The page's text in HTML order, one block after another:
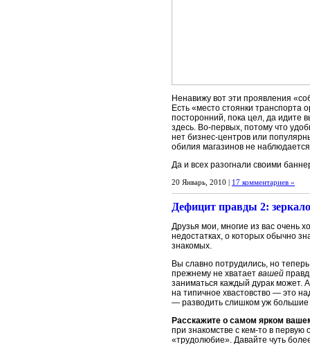
Ненавижу вот эти проявления
Есть «место стоянки
посторонний, пока цел, да идите
здесь. Во-первых, потому что
нет бизнес-центров или
обилия магазинов не
Да и всех разогнали своими
20 Январь, 2010 | 17 комментариев »
Дефицит правды 2:
Друзья мои, многие из вас очень
недостатках, о которых обычно
знакомых.
Вы славно потрудились, но
прежнему не хватает вашей
заниматься каждый дурак может.
на типичное хвастовство — это
— разводить слишком уж большие
Расскажите о самом ярком
при знакомстве с кем-то в первую
«трудолюбие». Давайте чуть